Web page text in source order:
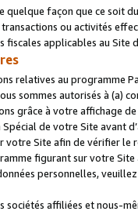
façon que ce soit
ou activités
applicables au Site
relatives au programme
sommes autorisés à
grâce à votre affichage
de votre Site avant
votre Site afin de vérifier
figurant sur votre
personnelles,
sociétés affiliées et nous-